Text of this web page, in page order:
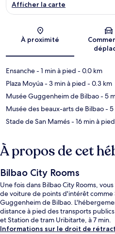
Afficher la carte
À proximité
Ensanche- 1 min à pied - 0.0 km
Plaza Moyúa- 3 min à pied - 0.3 km
Musée Guggenheim de Bilbao- 5
Musée des beaux-arts de Bilbao- 5
Stade de San Mamés- 16 min à pied
À propos de cet
Bilbao City Rooms
Une fois dans Bilbao City Rooms,
de voiture de points d'intérêt comme
Guggenheim de Bilbao.
distance à pied des transports
et Station de tram Uribitarte, à 7 min.
Informations sur le droit de